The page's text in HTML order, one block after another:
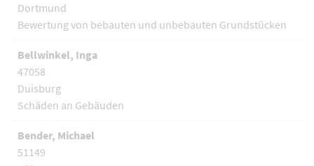
Dortmund
Bewertung von bebauten und unbebauten Grundstücken
Bellwinkel, Inga
47058
Duisburg
Schäden an Gebäuden
Bender, Michael
51149